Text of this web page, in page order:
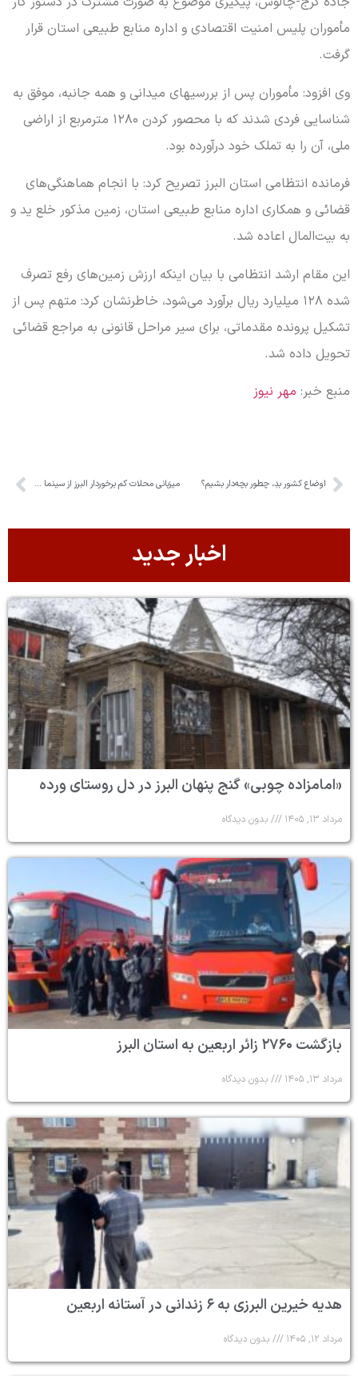
مأموران پلیس امنیت اقتصادی و اداره منابع طبیعی استان قرار
گرفت.
وی افزود: مأموران پس از بررسیهای میدانی و همه جانبه، موفق به
شناسایی فردی شدند که با محصور کردن ۱۲۸۰ مترمربع از اراضی
ملی، آن را به تملک خود درآورده بود.
فرمانده انتظامی استان البرز تصریح کرد: با انجام هماهنگی‌های
قضائی و همکاری اداره منابع طبیعی استان، زمین مذکور خلع ید و
به بیت‌المال اعاده شد.
این مقام ارشد انتظامی با بیان اینکه ارزش زمین‌های رفع تصرف
شده ۱۲۸ میلیارد ریال برآورد می‌شود، خاطرنشان کرد: متهم پس از
تشکیل پرونده مقدماتی، برای سیر مراحل قانونی به مراجع قضائی
تحویل داده شد.
منبع خبر: مهر نیوز
اوضاع کشور بدِ، چطور بچه‌دار بشیم؟ میزبانی محلات کم برخوردار البرز از سینما سیار
اخبار جدید
«امامزاده چوبی» گنج پنهان البرز در دل روستای ورده
مرداد ۱۳, ۱۴۰۵ بدون دیدگاه
بازگشت ۲۷۶۰ زائر اربعین به استان البرز
مرداد ۱۳, ۱۴۰۵ بدون دیدگاه
هدیه خیرین البرزی به ۶ زندانی در آستانه اربعین
مرداد ۱۲, ۱۴۰۵ بدون دیدگاه